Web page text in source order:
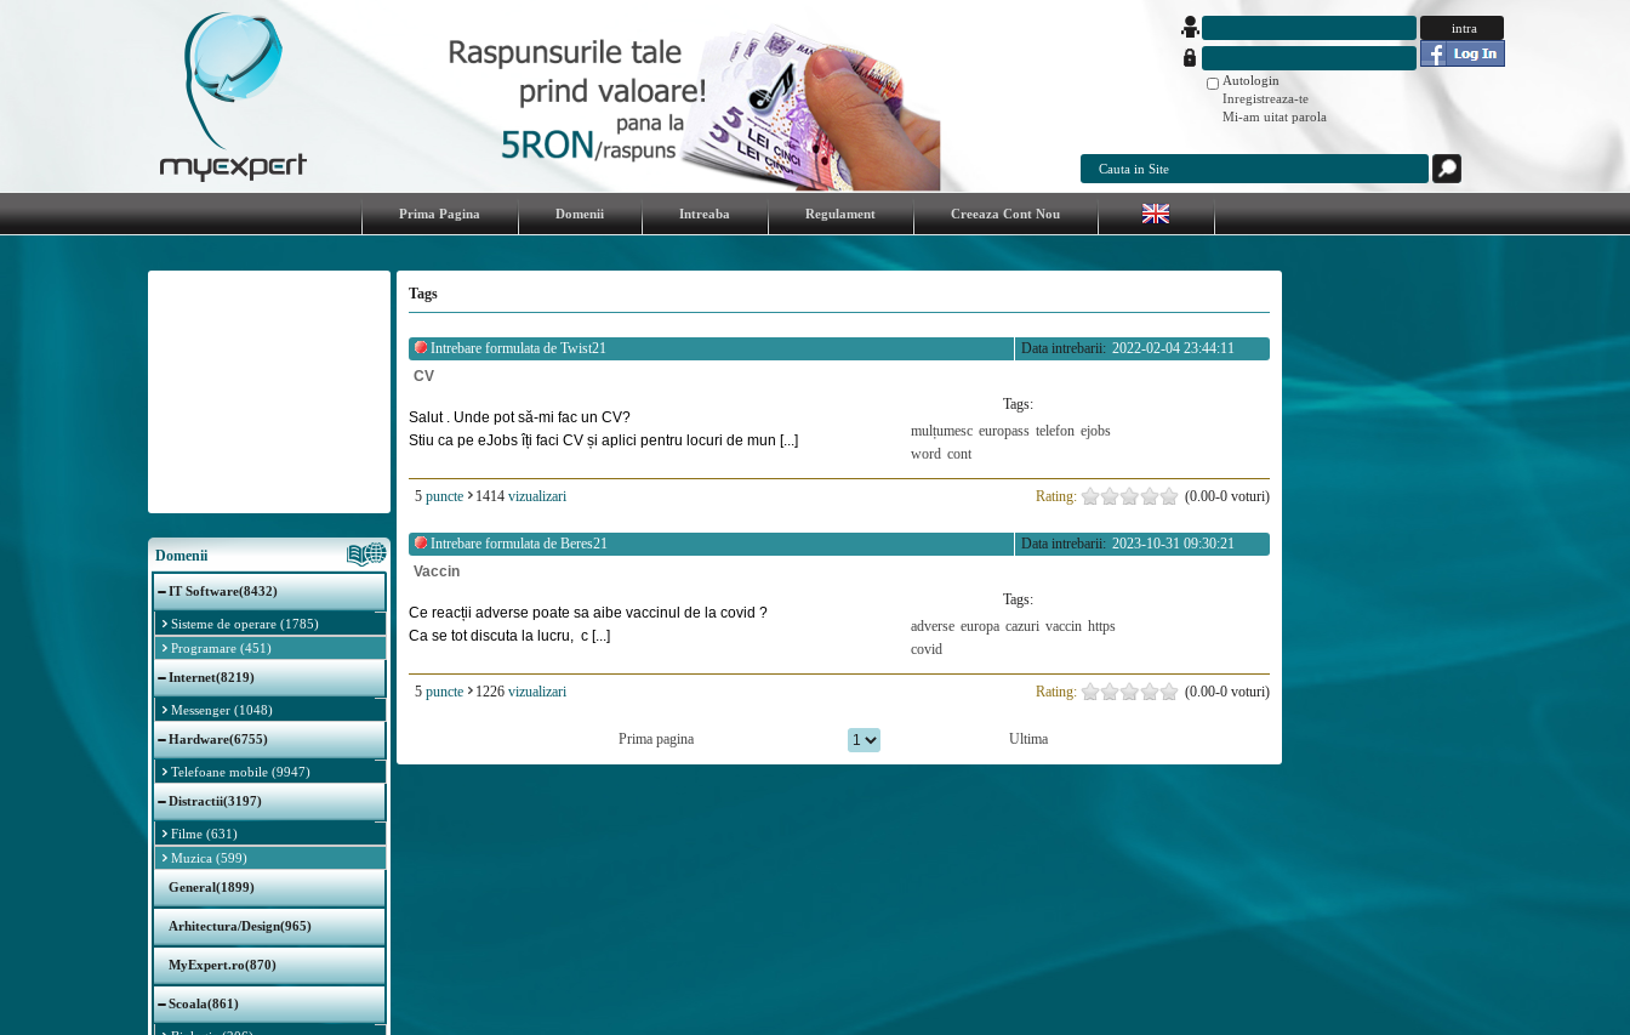
Autologin
Inregistreaza-te
Mi-am uitat parola
Prima Pagina Domenii Intreaba Regulament Creeaza Cont Nou
Domenii
IT Software(8432)
Sisteme de operare (1785)
Programare (451)
Internet(8219)
Messenger (1048)
Hardware(6755)
Telefoane mobile (9947)
Distractii(3197)
Filme (631)
Muzica (599)
General(1899)
Arhitectura/Design(965)
MyExpert.ro(870)
Scoala(861)
Tags
Intrebare formulata de Twist21 2022-02-04 23:44:11
Data intrebarii:
CV
Salut . Unde pot să-mi fac un CV?
Stiu ca pe eJobs îți faci CV și aplici pentru locuri de mun [...]
Tags:
mulțumesc europass telefon ejobs
word cont
5 puncte 1414 vizualizari (0.00-0 voturi)
Rating:
Intrebare formulata de Beres21 2023-10-31 09:30:21
Data intrebarii:
Vaccin
Ce reacții adverse poate sa aibe vaccinul de la covid ?
Ca se tot discuta la lucru, c [...]
Tags:
adverse europa cazuri vaccin https
covid
5 puncte 1226 vizualizari (0.00-0 voturi)
Rating:
Prima pagina Ultima